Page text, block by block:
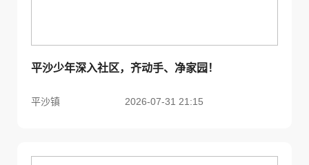
平沙少年深入社区，齐动手、净家园！
平沙镇 2026-07-31 21:15